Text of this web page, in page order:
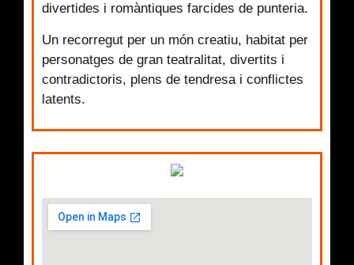
divertides i romàntiques farcides de punteria.
Un recorregut per un món creatiu, habitat per
personatges de gran teatralitat, divertits i
contradictoris, plens de tendresa i conflictes
latents.